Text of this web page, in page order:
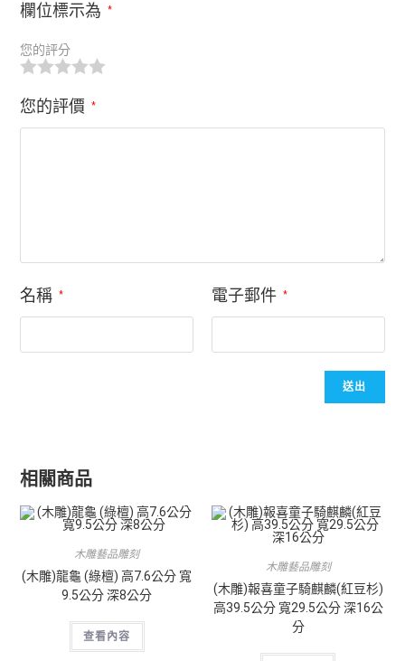
欄位標示為
*
您的評分
您的評價 *
名稱 * 電子郵件 *
相關商品
木雕藝品雕刻
(木雕)龍龜 (綠檀) 高7.6公分 寬
9.5公分 深8公分
查看內容
木雕藝品雕刻
(木雕)報喜童子騎麒麟(紅豆杉)
高39.5公分 寬29.5公分 深16公
分